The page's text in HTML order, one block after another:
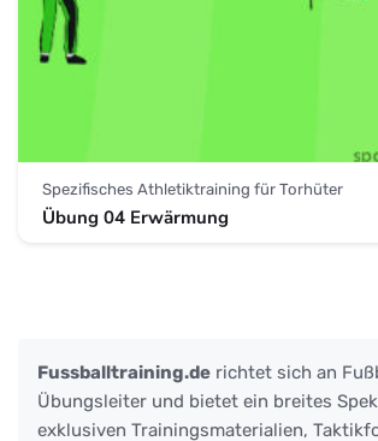
Spezifisches Athletiktraining für Torhüter
Übung 04 Erwärmung
Fussballtraining.de richtet sich an
Übungsleiter und bietet ein breites
exklusiven Trainingsmaterialien,